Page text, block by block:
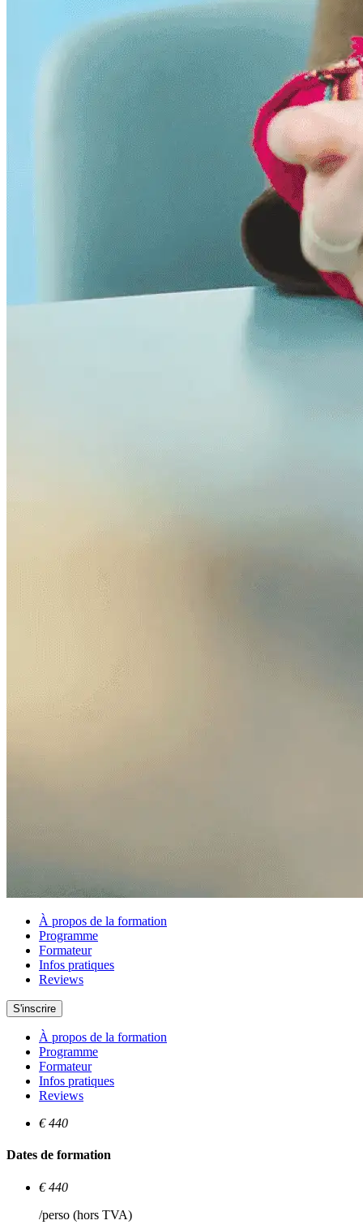
À propos de la formation
Programme
Formateur
Infos pratiques
Reviews
S'inscrire
À propos de la formation
Programme
Formateur
Infos pratiques
Reviews
€ 440
Dates de formation
€ 440
/perso (hors TVA)